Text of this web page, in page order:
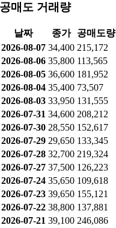
공매도 거래량
날짜 종가 공매도량
2026-08-07 34,400 215,172
2026-08-06 35,800 113,565
2026-08-05 36,600 181,952
2026-08-04 35,400 73,507
2026-08-03 33,950 131,555
2026-07-31 34,600 208,212
2026-07-30 28,550 152,617
2026-07-29 29,650 133,345
2026-07-28 32,700 219,324
2026-07-27 37,500 126,223
2026-07-24 35,650 109,618
2026-07-23 39,650 155,121
2026-07-22 38,800 137,881
2026-07-21 39,100 246,086